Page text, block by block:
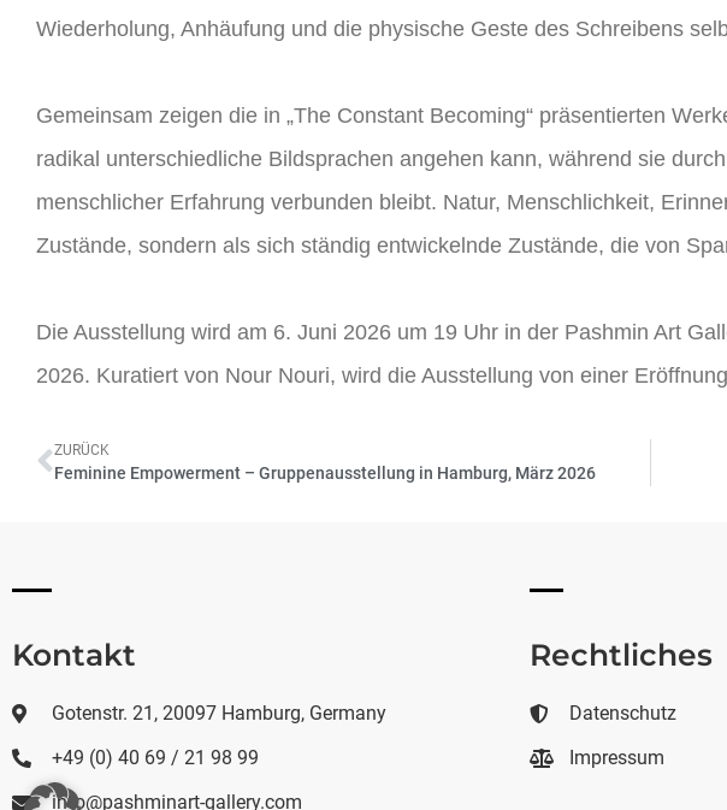
Wiederholung, Anhäufung und die physische Geste des Schreibens
Gemeinsam zeigen die in „The Constant Becoming“ präsentierten
radikal unterschiedliche Bildsprachen angehen kann, während sie
menschlicher Erfahrung verbunden bleibt. Natur, Menschlichkeit,
Zustände, sondern als sich ständig entwickelnde Zustände, die von
Die Ausstellung wird am 6. Juni 2026 um 19 Uhr in der Pashmin Art
2026. Kuratiert von Nour Nouri, wird die Ausstellung von einer
ZURÜCK
Feminine Empowerment – Gruppenausstellung in Hamburg, März 2026
Kontakt
Gotenstr. 21, 20097 Hamburg, Germany
+49 (0) 40 69 / 21 98 99
info@pashminart-gallery.com
Rechtliches
Datenschutz
Impressum